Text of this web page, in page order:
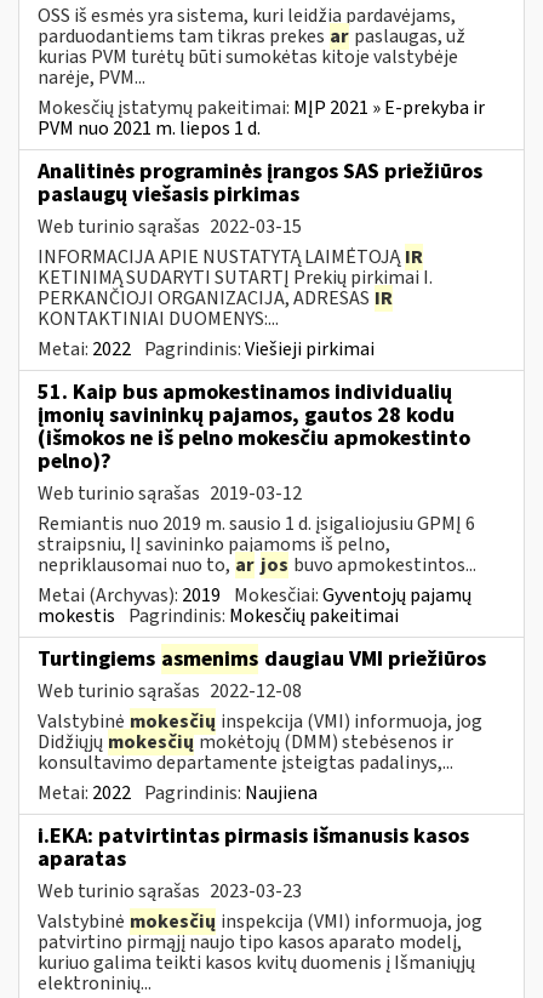
OSS iš esmės yra sistema, kuri leidžia pardavėjams,
parduodantiems tam tikras prekes ar paslaugas, už
kurias PVM turėtų būti sumokėtas kitoje valstybėje
narėje, PVM...
Mokesčių įstatymų pakeitimai: MĮP 2021 » E-prekyba ir
PVM nuo 2021 m. liepos 1 d.
Analitinės programinės įrangos SAS priežiūros
paslaugų viešasis pirkimas
Web turinio sąrašas 2022-03-15
INFORMACIJA APIE NUSTATYTĄ LAIMĖTOJĄIR
KETINIMĄ SUDARYTI SUTARTĮ Prekių pirkimai I.
PERKANČIOJI ORGANIZACIJA, ADRESAS IR
KONTAKTINIAI DUOMENYS:...
Metai: 2022 Pagrindinis:Viešieji pirkimai
51. Kaip bus apmokestinamos individualių
įmonių savininkų pajamos, gautos 28 kodu
(išmokos ne iš pelno mokesčiu apmokestinto
pelno)?
Web turinio sąrašas 2019-03-12
Remiantis nuo 2019 m. sausio 1 d. įsigaliojusiu GPMĮ 6
straipsniu, IĮ savininko pajamoms iš pelno,
nepriklausomai nuo to, ar jos buvo apmokestintos...
Metai (Archyvas): 2019 Mokesčiai:Gyventojų pajamų
mokestis Pagrindinis: Mokesčių pakeitimai
Turtingiems asmenims daugiau VMI priežiūros
Web turinio sąrašas 2022-12-08
Valstybinė mokesčių inspekcija (VMI) informuoja, jog
Didžiųjų mokesčiųmokėtojų (DMM) stebėsenos ir
konsultavimo departamente įsteigtas padalinys,...
Metai: 2022 Pagrindinis: Naujiena
i.EKA: patvirtintas pirmasis išmanusis kasos
aparatas
Web turinio sąrašas 2023-03-23
Valstybinė mokesčių inspekcija (VMI) informuoja, jog
patvirtino pirmąjį naujo tipo kasos aparato modelį,
kuriuo galima teikti kasos kvitų duomenis į Išmaniųjų
elektroninių...